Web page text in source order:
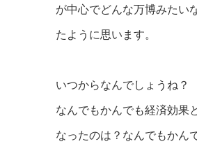
が中心でどんな万博みたい
たように思います。
いつからなんでしょうね？
なんでもかんでも経済効果
なったのは？なんでもかん